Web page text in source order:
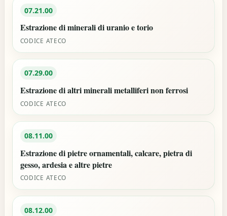
07.21.00
Estrazione di minerali di uranio e torio
CODICE ATECO
07.29.00
Estrazione di altri minerali metalliferi non ferrosi
CODICE ATECO
08.11.00
Estrazione di pietre ornamentali, calcare, pietra di
gesso, ardesia e altre pietre
CODICE ATECO
08.12.00